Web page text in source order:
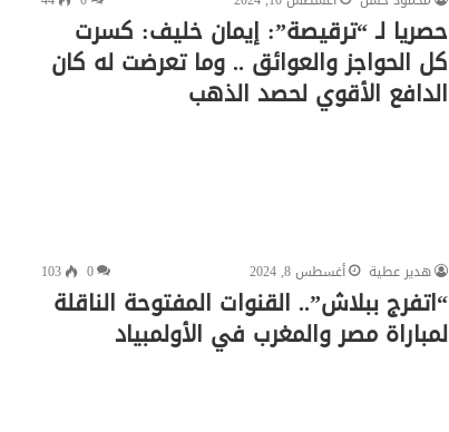
حصريا لـ “ترقيصة”: إيمان خليف: كسرت
كل الحواجز والعوائق .. وما تعرضت له كان
الدافع الأقوي لحصد الذهب
هدير عطية أغسطس 8, 2024 0
103
“اتفرج ببلاش”.. القنوات المفتوحة الناقلة
لمباراة مصر والمغرب في الأولمبياد